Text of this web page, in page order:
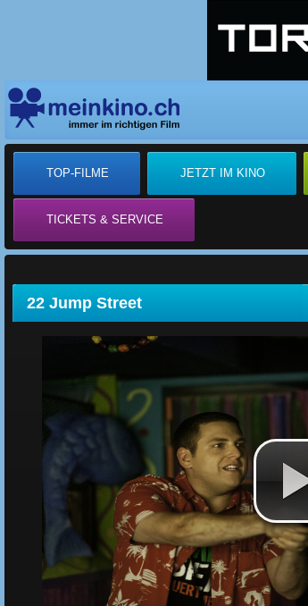
TOP-FILME JETZT IM KINO
TICKETS & SERVICE
22 Jump Street